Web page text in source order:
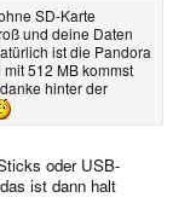
SD-Karte
und deine Daten
ist die Pandora
512 MB kommst
hinter der
oder USB-
ist dann halt